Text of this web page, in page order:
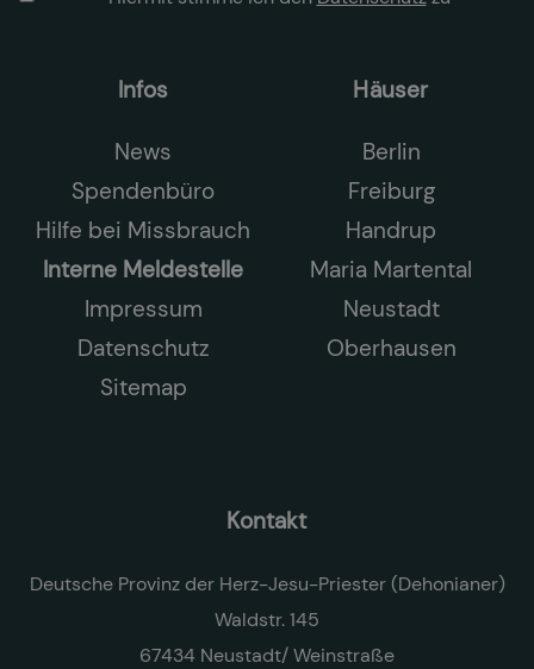
Infos
News
Spendenbüro
Hilfe bei Missbrauch
Interne Meldestelle
Impressum
Datenschutz
Sitemap
Häuser
Berlin
Freiburg
Handrup
Maria Martental
Neustadt
Oberhausen
Kontakt
Deutsche Provinz der Herz-Jesu-Priester (Dehonianer)
Waldstr. 145
67434 Neustadt/ Weinstraße